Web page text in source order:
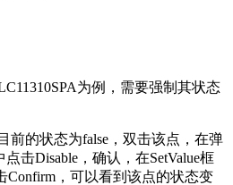
为例，需要强制其状态
前的状态为false，双击该点，在弹
点击Disable，确认，在SetValue框
Confirm，可以看到该点的状态变